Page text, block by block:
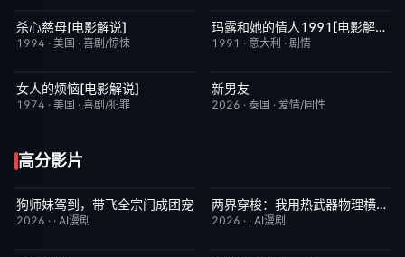
已完结
杀心慈母[电影解说]
1994 · 美国 · 喜剧/惊悚
已完结 6.1玛露和她的情人1991[电影解说]
1991 · 意大利 · 剧情
已完结
女人的烦恼[电影解说]
1974 · 美国 · 喜剧/犯罪
更新至第01集
新男友
2026 · 泰国 · 爱情/同性
高分影片
完结 10.0
狗师妹驾到，带飞全宗门成团宠
2026 · · AI漫剧
完结 10.0两界穿梭：我用热武器物理横推修真界
2026 · · AI漫剧